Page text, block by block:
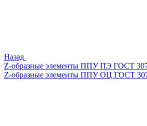
Назад
Z-образные элементы ППУ ПЭ ГОСТ
Z-образные элементы ППУ ОЦ ГОСТ